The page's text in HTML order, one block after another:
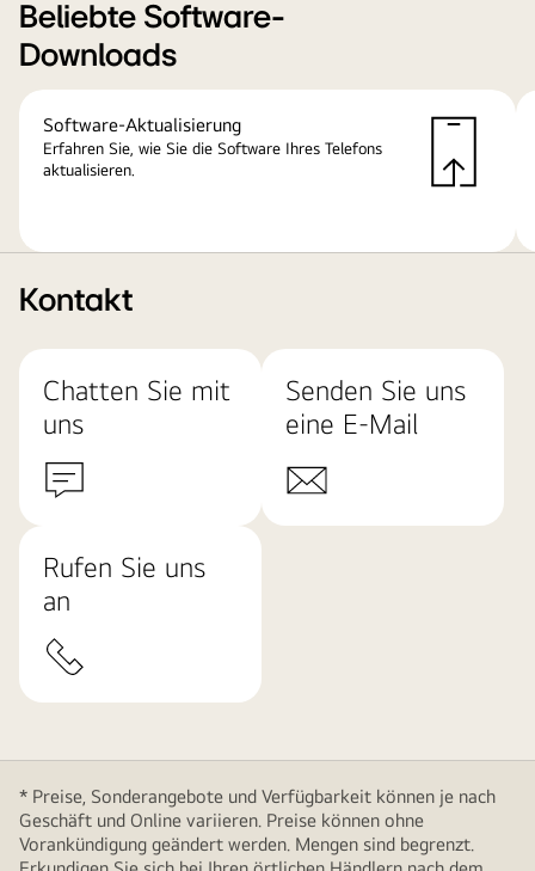
Beliebte Software-
Downloads
Software-Aktualisierung
Erfahren Sie, wie Sie die Software Ihres Telefons
aktualisieren.
Kontakt
Chatten Sie mit
uns
Senden Sie uns
eine E-Mail
Rufen Sie uns
an
* Preise, Sonderangebote und Verfügbarkeit können je nach
Geschäft und Online variieren. Preise können ohne
Vorankündigung geändert werden. Mengen sind begrenzt.